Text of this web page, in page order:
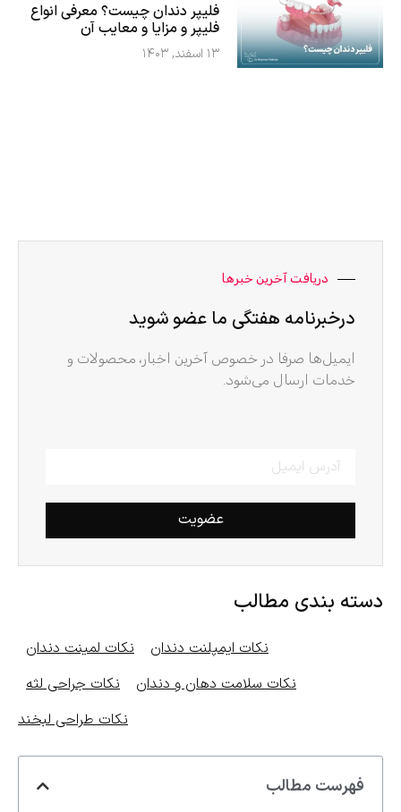
فلیپر دندان چیست؟ معرفی انواع
فلیپر و مزایا و معایب آن
۱۳ اسفند, ۱۴۰۳
دریافت آخرین خبرها
درخبرنامه هفتگی ما عضو شوید
ایمیل‌ها صرفا در خصوص آخرین اخبار، محصولات و
خدمات ارسال می‌شود.
عضویت
دسته بندی مطالب
نکات ایمپلنت دندان
نکات لمینت دندان
نکات سلامت دهان و دندان
نکات جراحی لثه
نکات طراحی لبخند
فهرست مطالب